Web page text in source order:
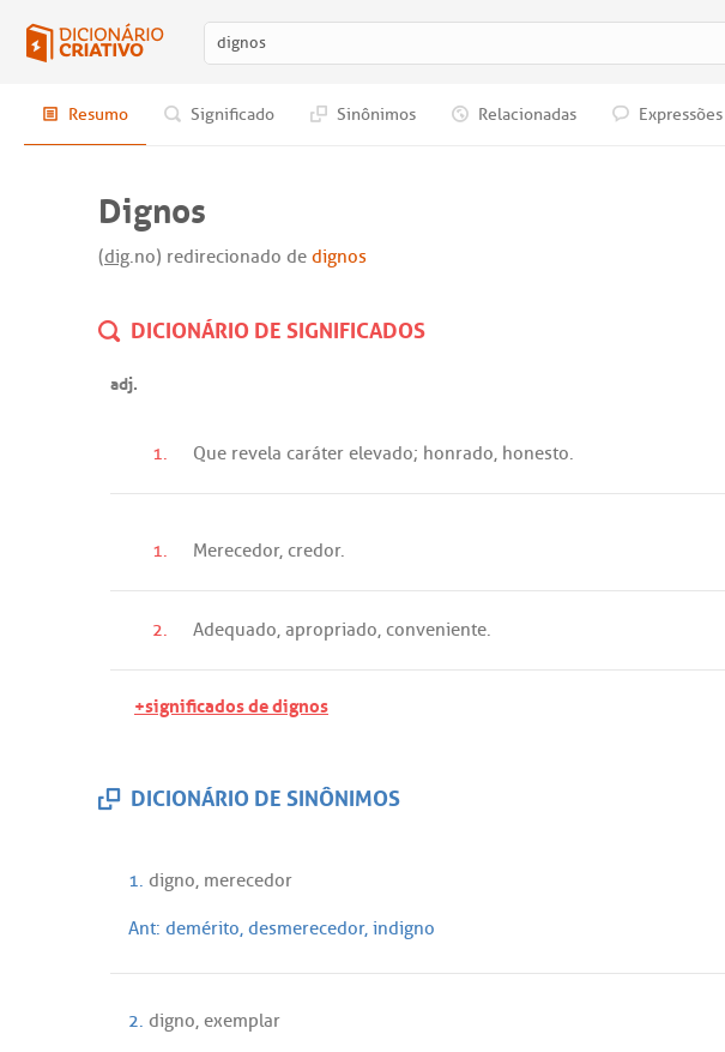
Resumo Significado Sinônimos Relacionadas Expressões
Dignos
(dig.no) redirecionado de dignos
DICIONÁRIO DE SIGNIFICADOS
adj.
1. Que revela caráter elevado; honrado, honesto.
1. Merecedor, credor.
2. Adequado, apropriado, conveniente.
+significados de dignos
DICIONÁRIO DE SINÔNIMOS
1. digno, merecedor
Ant: demérito, desmerecedor, indigno
2. digno, exemplar